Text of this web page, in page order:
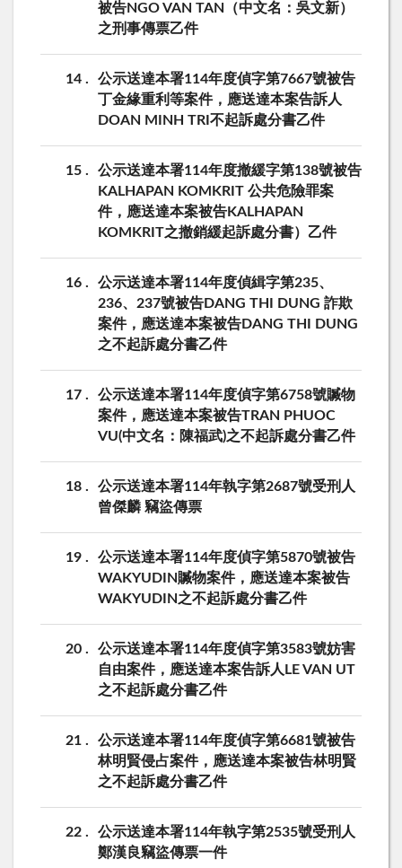
被告NGO VAN TAN（中文名：吳文新）
之刑事傳票乙件
14
公示送達本署114年度偵字第7667號被告
丁金緣重利等案件，應送達本案告訴人
DOAN MINH TRI不起訴處分書乙件
15
公示送達本署114年度撤緩字第138號被告
KALHAPAN KOMKRIT 公共危險罪案
件，應送達本案被告KALHAPAN
KOMKRIT之撤銷緩起訴處分書）乙件
16
公示送達本署114年度偵緝字第235、
236、237號被告DANG THI DUNG 詐欺
案件，應送達本案被告DANG THI DUNG
之不起訴處分書乙件
17
公示送達本署114年度偵字第6758號贓物
案件，應送達本案被告TRAN PHUOC
VU(中文名：陳福武)之不起訴處分書乙件
18
公示送達本署114年執字第2687號受刑人
曾傑麟 竊盜傳票
19
公示送達本署114年度偵字第5870號被告
WAKYUDIN贓物案件，應送達本案被告
WAKYUDIN之不起訴處分書乙件
20
公示送達本署114年度偵字第3583號妨害
自由案件，應送達本案告訴人LE VAN UT
之不起訴處分書乙件
21
公示送達本署114年度偵字第6681號被告
林明賢侵占案件，應送達本案被告林明賢
之不起訴處分書乙件
22
公示送達本署114年執字第2535號受刑人
鄭漢良竊盜傳票一件